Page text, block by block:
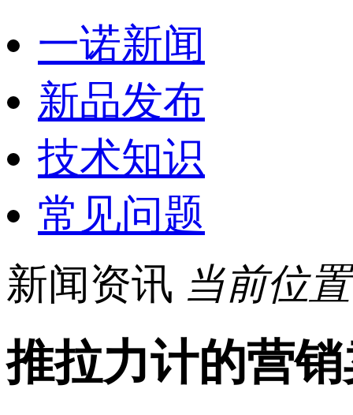
一诺新闻
新品发布
技术知识
常见问题
新闻资讯 当前位
推拉力计的营